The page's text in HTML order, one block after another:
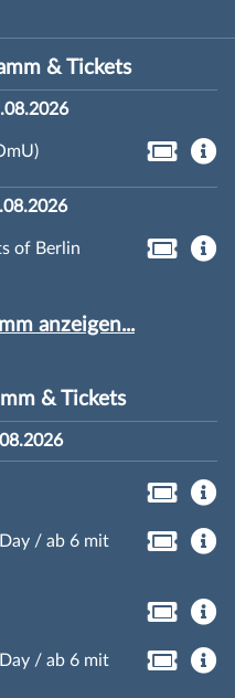
& Tickets
of Berlin
anzeigen...
& Tickets
/ ab 6 mit
/ ab 6 mit